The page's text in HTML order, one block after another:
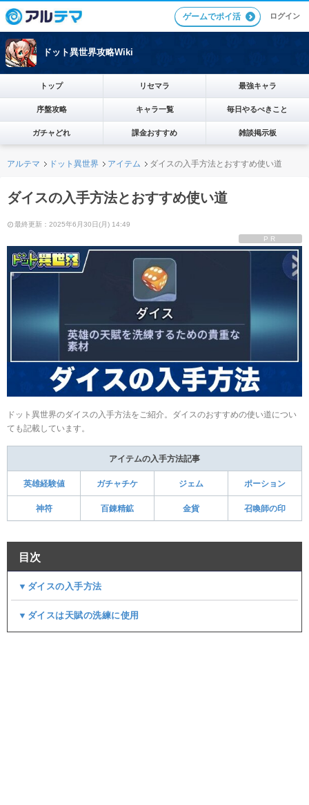
ゲームでポイ活 ログイン
ドット異世界攻略Wiki
トップ リセマラ 最強キャラ
序盤攻略 キャラ一覧 毎日やるべきこと
ガチャどれ 課金おすすめ 雑談掲示板
アルテマ ドット異世界 アイテム ダイスの入手方法とおすすめ使い道
ダイスの入手方法とおすすめ使い道
最終更新：2025年6月30日(月) 14:49
PR
ドット異世界のダイスの入手方法をご紹介。ダイスのおすすめの使い道につい
ても記載しています。
アイテムの入手方法記事
英雄経験値 ガチャチケ ジェム ポーション
神符 百錬精鉱 金貨 召喚師の印
目次
▼ダイスの入手方法
▼ダイスは天賦の洗練に使用